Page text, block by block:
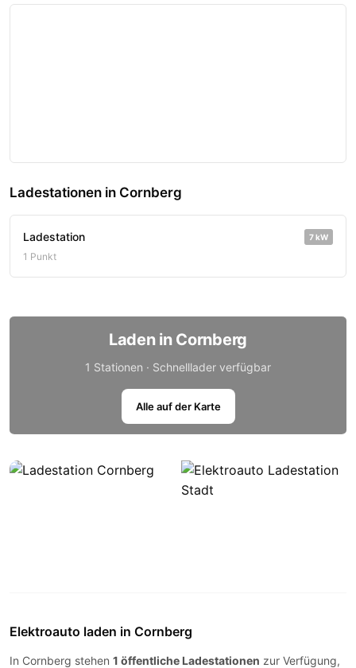
Ladestationen in Cornberg
Ladestation 7 kW
1 Punkt
Laden in Cornberg
1 Stationen · Schnelllader verfügbar
Alle auf der Karte
Elektroauto laden in Cornberg
In Cornberg stehen 1 öffentliche Ladestationen zur Verfügung,